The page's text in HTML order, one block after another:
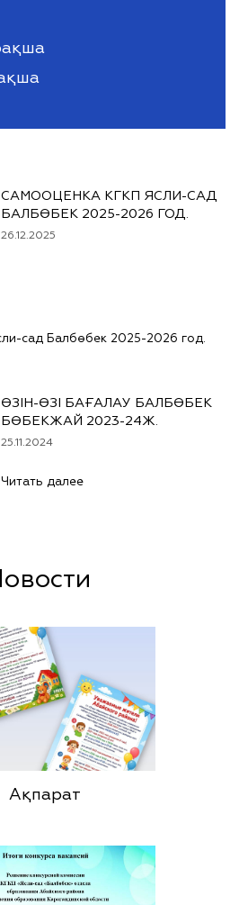
САМООЦЕНКА КГКП ЯСЛИ-САД
БАЛБӨБЕК 2025-2026 ГОД.
26.12.2025
сад Балбөбек 2025-2026 год.
ӨЗІН-ӨЗІ БАҒАЛАУ БАЛБӨБЕК
БӨБЕКЖАЙ 2023-24Ж.
25.11.2024
Читать далее
Ақпарат